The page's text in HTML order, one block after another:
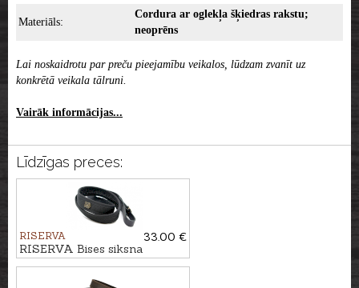
Materiāls:
Cordura ar oglekļa šķiedras rakstu;
neoprēns
Lai noskaidrotu par preču pieejamību veikalos, lūdzam zvanīt uz
konkrētā veikala tālruni.
Vairāk informācijas...
Līdzīgas preces:
RISERVA
33.00 €
RISERVA Bises siksna